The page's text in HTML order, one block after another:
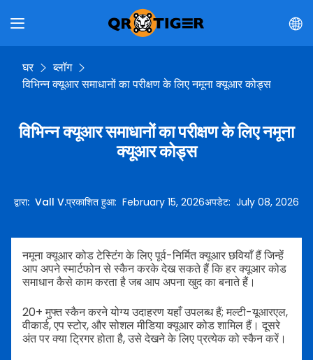
घर
ब्लॉग
विभिन्न क्यूआर समाधानों का परीक्षण के लिए नमूना क्यूआर कोड्स
विभिन्न क्यूआर समाधानों का परीक्षण के लिए नमूना
क्यूआर कोड्स
द्वारा: Vall V.प्रकाशित हुआ: February 15, 2026अपडेट: July 08, 2026
नमूना क्यूआर कोड टेस्टिंग के लिए पूर्व-निर्मित क्यूआर छवियाँ हैं जिन्हें
आप अपने स्मार्टफोन से स्कैन करके देख सकते हैं कि हर क्यूआर कोड
समाधान कैसे काम करता है जब आप अपना खुद का बनाते हैं।
20+ मुफ्त स्कैन करने योग्य उदाहरण यहाँ उपलब्ध हैं; मल्टी-यूआरएल,
वीकार्ड, एप स्टोर, और सोशल मीडिया क्यूआर कोड शामिल हैं। दूसरे
अंत पर क्या ट्रिगर होता है, उसे देखने के लिए प्रत्येक को स्कैन करें।